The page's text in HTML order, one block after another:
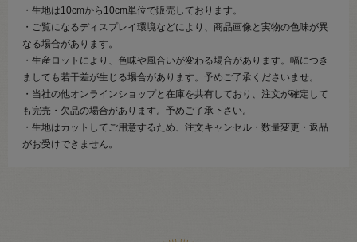
・生地は10cmから10cm単位で販売しております。
・ご覧になるディスプレイ環境などにより、商品画像と実物の色味が異
なる場合があります。
・生産ロットにより、色味や風合いが変わる場合があります。幅につき
ましても若干差が生じる場合があります。予めご了承くださいませ。
・当社の他オンラインショップと在庫を共有しており、注文が確定して
も完売・欠品の場合があります。予めご了承下さい。
・生地はカットしてご用意するため、注文キャンセル・数量変更・返品
がお受けできません。